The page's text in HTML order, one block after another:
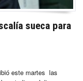
sueca para
este martes las